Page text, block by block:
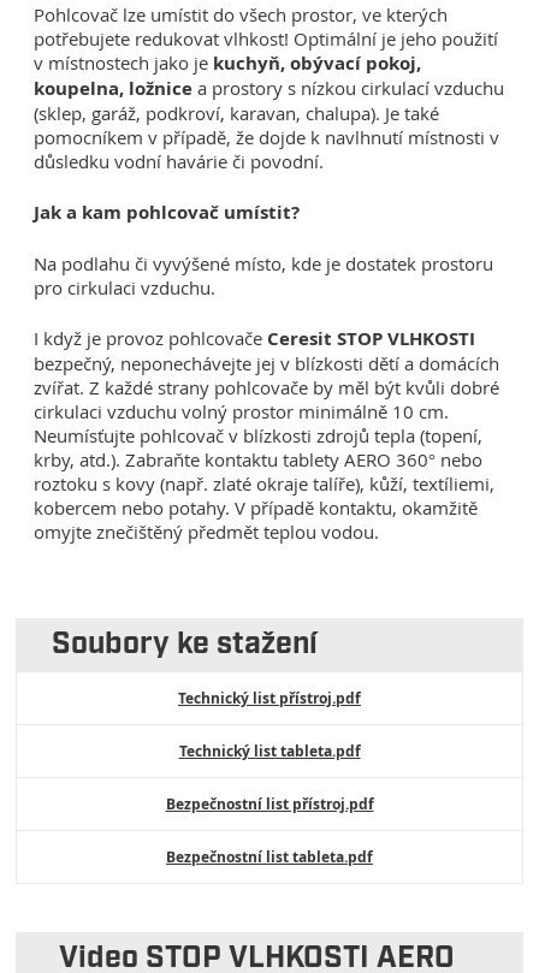
Pohlcovač lze umístit do všech prostor, ve kterých
potřebujete redukovat vlhkost! Optimální je jeho použití
v místnostech jako je kuchyň, obývací pokoj,
koupelna, ložnice a prostory s nízkou cirkulací vzduchu
(sklep, garáž, podkroví, karavan, chalupa). Je také
pomocníkem v případě, že dojde k navlhnutí místnosti v
důsledku vodní havárie či povodní.
Jak a kam pohlcovač umístit?
Na podlahu či vyvýšené místo, kde je dostatek prostoru
pro cirkulaci vzduchu.
I když je provoz pohlcovače Ceresit STOP VLHKOSTI
bezpečný, neponechávejte jej v blízkosti dětí a domácích
zvířat. Z každé strany pohlcovače by měl být kvůli dobré
cirkulaci vzduchu volný prostor minimálně 10 cm.
Neumísťujte pohlcovač v blízkosti zdrojů tepla (topení,
krby, atd.). Zabraňte kontaktu tablety AERO 360° nebo
roztoku s kovy (např. zlaté okraje talíře), kůží, textíliemi,
kobercem nebo potahy. V případě kontaktu, okamžitě
omyjte znečištěný předmět teplou vodou.
Soubory ke stažení
Technický list přístroj.pdf
Technický list tableta.pdf
Bezpečnostní list přístroj.pdf
Bezpečnostní list tableta.pdf
Video STOP VLHKOSTI AERO